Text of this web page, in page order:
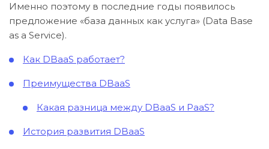
Именно поэтому в последние годы появилось
предложение «база данных как услуга» (Data Base
as a Service).
Как DBaaS работает?
Преимущества DBaaS
Какая разница между DBaaS и PaaS?
История развития DBaaS